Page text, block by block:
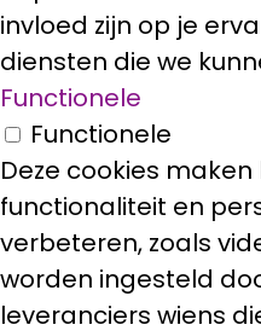
invloed zijn op je
diensten die we
Functionele
Functionele
Deze cookies
functionaliteit en
verbeteren, zoals
worden ingesteld
leveranciers wiens